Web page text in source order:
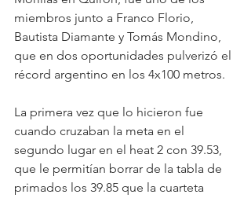
miembros junto a Franco Florio,
Bautista Diamante y Tomás Mondino,
que en dos oportunidades pulverizó el
récord argentino en los 4x100 metros.
La primera vez que lo hicieron fue
cuando cruzaban la meta en el
segundo lugar en el heat 2 con 39.53,
que le permitían borrar de la tabla de
primados los 39.85 que la cuarteta